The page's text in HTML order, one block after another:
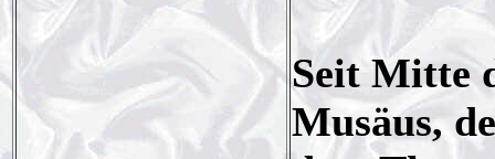
Seit Mitte
Musäus,